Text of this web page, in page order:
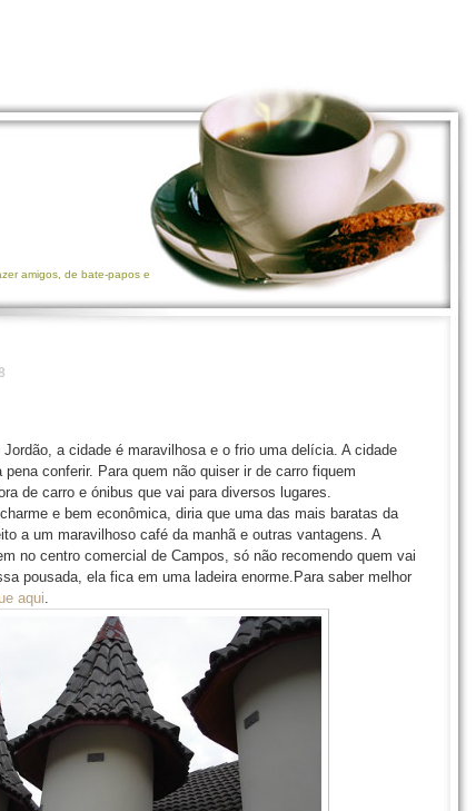
amigos, de bate-papos e
a cidade é maravilhosa e o frio uma delícia. A cidade
conferir. Para quem não quiser ir de carro fiquem
de carro e ónibus que vai para diversos lugares.
e bem econômica, diria que uma das mais baratas da
a um maravilhoso café da manhã e outras vantagens. A
no centro comercial de Campos, só não recomendo quem vai
pousada, ela fica em uma ladeira enorme.Para saber melhor
aqui.